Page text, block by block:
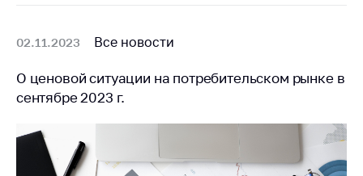
02.11.2023 Все новости
О ценовой ситуации на потребительском рынке в
сентябре 2023 г.